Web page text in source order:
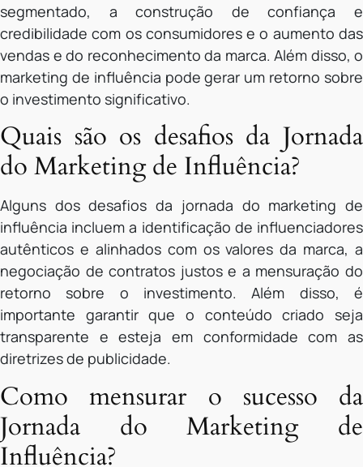
segmentado, a construção de confiança e
credibilidade com os consumidores e o aumento das
vendas e do reconhecimento da marca. Além disso, o
marketing de influência pode gerar um retorno sobre
o investimento significativo.
Quais são os desafios da Jornada
do Marketing de Influência?
Alguns dos desafios da jornada do marketing de
influência incluem a identificação de influenciadores
autênticos e alinhados com os valores da marca, a
negociação de contratos justos e a mensuração do
retorno sobre o investimento. Além disso, é
importante garantir que o conteúdo criado seja
transparente e esteja em conformidade com as
diretrizes de publicidade.
Como mensurar o sucesso da
Jornada do Marketing de
Influência?